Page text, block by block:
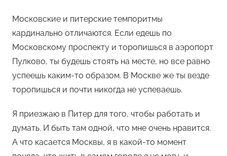
Московские и питерские темпоритмы
кардинально отличаются. Если едешь по
Московскому проспекту и торопишься в аэропорт
Пулково, ты будешь стоять на месте, но все равно
успеешь каким-то образом. В Москве же ты везде
торопишься и почти никогда не успеваешь.
Я приезжаю в Питер для того, чтобы работать и
думать. И быть там одной, что мне очень нравится.
А что касается Москвы, я в какой-то момент